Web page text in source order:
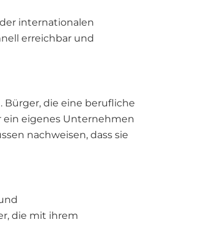
internationalen
erreichbar und
Bürger, die eine berufliche
ein eigenes Unternehmen
nachweisen, dass sie
die mit ihrem